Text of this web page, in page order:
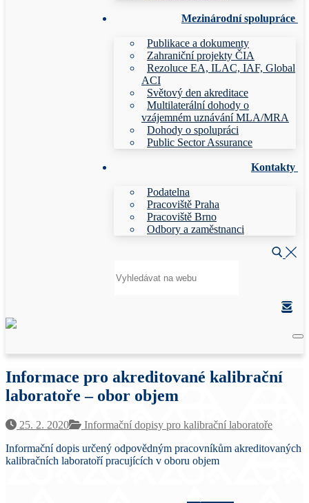
Mezinárodní spolupráce
Publikace a dokumenty
Zahraniční projekty ČIA
Rezoluce EA, ILAC, IAF, Global
ACI
Světový den akreditace
Multilaterální dohody o
vzájemném uznávání MLA/MRA
Dohody o spolupráci
Public Sector Assurance
Kontakty
Podatelna
Pracoviště Praha
Pracoviště Brno
Odbory a zaměstnanci
Informace pro akreditované kalibrační
laboratoře – obor objem
25. 2. 2020
Informační dopisy pro kalibrační laboratoře
Informační dopis určený odpovědným pracovníkům akreditovaných
kalibračních laboratoří pracujících v oboru objem